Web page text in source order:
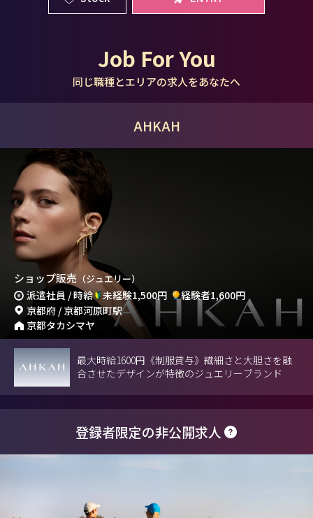
Job For You
同じ職種とエリアの求人をあなたへ
AHKAH
ショップ販売 （ジュエリー）
派遣社員 / 時給 未経験1,500円
経験者1,600円
京都府 / 京都河原町駅
京都タカシマヤ
最大時給1600円《制服貸与》繊細さと大胆さを融
合させたデザインが特徴のジュエリーブランド
登録者限定の非公開求人